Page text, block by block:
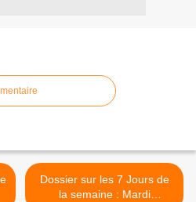
Dossier sur les 7 Jours de
la semaine : Mardi